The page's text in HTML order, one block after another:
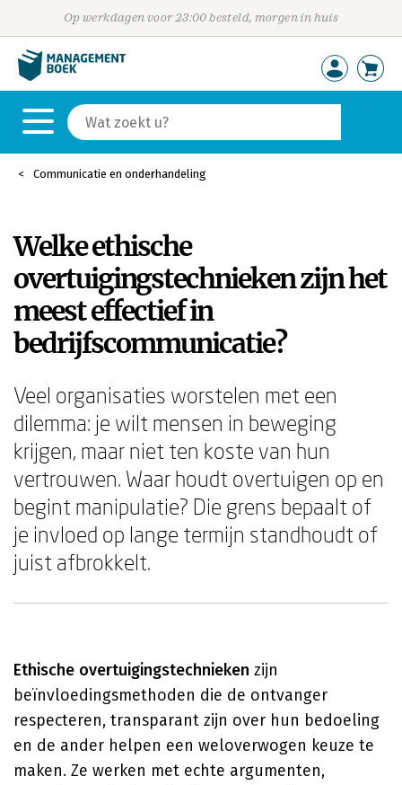
Op werkdagen voor 23:00 besteld, morgen in huis
Communicatie en onderhandeling
Welke ethische
overtuigingstechnieken zijn het
meest effectief in
bedrijfscommunicatie?
Veel organisaties worstelen met een
dilemma: je wilt mensen in beweging
krijgen, maar niet ten koste van hun
vertrouwen. Waar houdt overtuigen op en
begint manipulatie? Die grens bepaalt of
je invloed op lange termijn standhoudt of
juist afbrokkelt.
Ethische overtuigingstechnieken zijn
beïnvloedingsmethoden die de ontvanger
respecteren, transparant zijn over hun bedoeling
en de ander helpen een weloverwogen keuze te
maken. Ze werken met echte argumenten,